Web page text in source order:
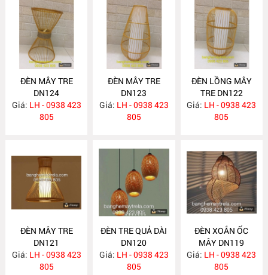
ĐÈN MÂY TRE
DN124
Giá: LH - 0938 423
805
ĐÈN MÂY TRE
DN123
Giá: LH - 0938 423
805
ĐÈN LỒNG MÂY
TRE DN122
Giá: LH - 0938 423
805
ĐÈN MÂY TRE
DN121
Giá: LH - 0938 423
805
ĐÈN TRE QUẢ DÀI
DN120
Giá: LH - 0938 423
805
ĐÈN XOẮN ỐC
MÂY DN119
Giá: LH - 0938 423
805